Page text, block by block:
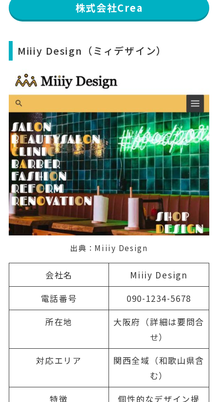
株式会社Crea
Miiiy Design（ミィデザイン）
出典： Miiiy Design
会社名
Miiiy Design
電話番号
090-1234-5678
所在地
大阪府（詳細は要問合
せ）
対応エリア
関西全域（和歌山県含
む）
特徴
個性的なデザイン提